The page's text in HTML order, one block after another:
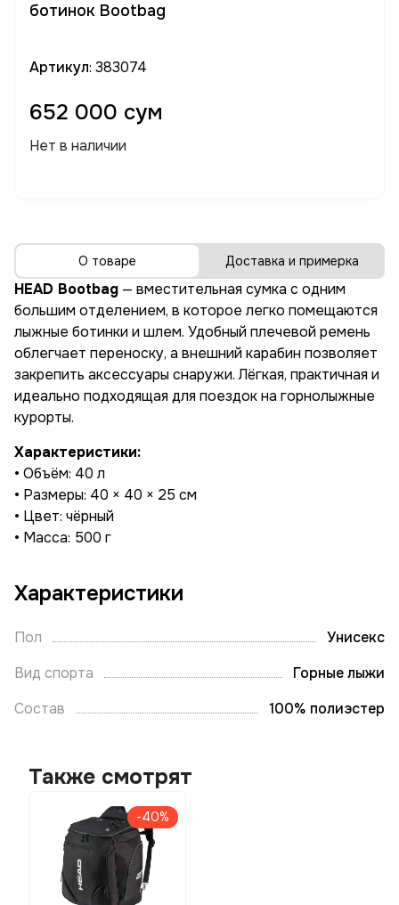
ботинок Bootbag
Артикул: 383074
652 000 сум
Нет в наличии
О товаре Доставка и примерка
HEAD Bootbag — вместительная сумка с одним
большим отделением, в которое легко помещаются
лыжные ботинки и шлем. Удобный плечевой ремень
облегчает переноску, а внешний карабин позволяет
закрепить аксессуары снаружи. Лёгкая, практичная и
идеально подходящая для поездок на горнолыжные
курорты.
Характеристики:
• Объём: 40 л
• Размеры: 40 × 40 × 25 см
• Цвет: чёрный
• Масса: 500 г
Характеристики
Пол
Унисекс
Вид спорта
Горные лыжи
Состав
100% полиэстер
Также смотрят
-40%